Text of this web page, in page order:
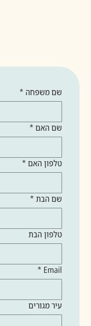
שם משפחה *
שם האם *
טלפון האם *
שם הבת *
טלפון הבת
Email
*
עיר מגורים